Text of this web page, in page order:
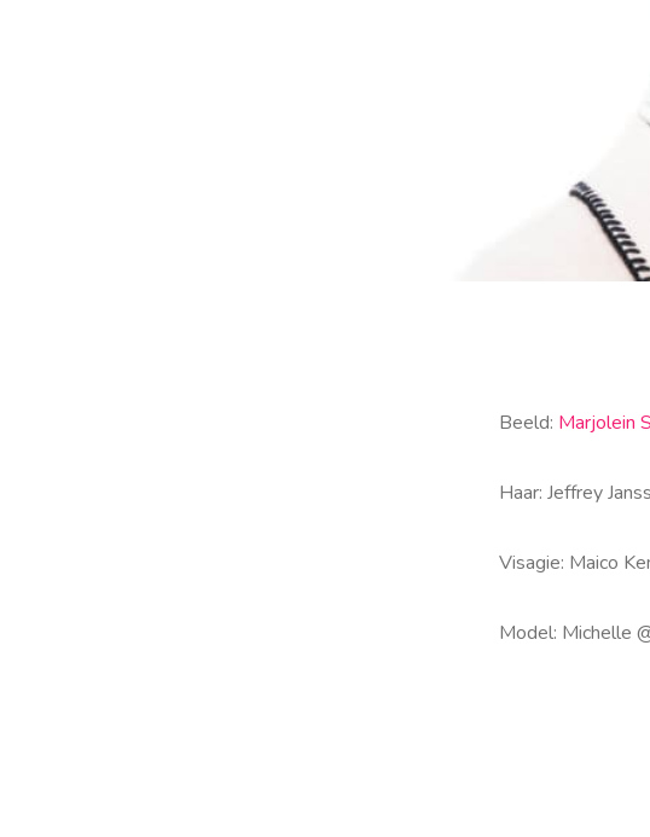
Beeld: Marjolein
Haar: Jeffrey
Visagie: Maico
Model: Michelle